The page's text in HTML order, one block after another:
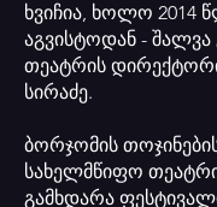
ხვიჩია, ხოლო 2014
აგვისტოდან -
თეატრის
სირაძე.
ბორჯომის
სახელმწიფო
გამხდარა